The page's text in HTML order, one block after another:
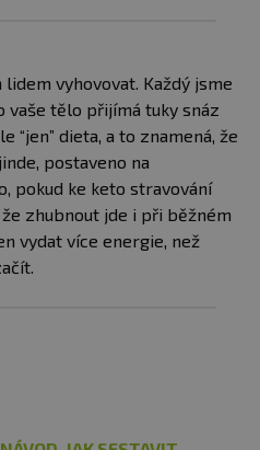
vyhovovat. Každý jsme
vaše tělo přijímá tuky snáz
“jen” dieta, a to znamená, že
postaveno na
pokud ke keto stravování
zhubnout jde i při běžném
vydat více energie, než